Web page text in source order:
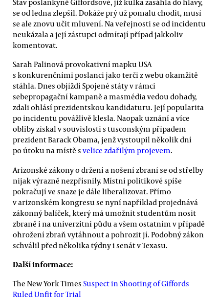
se od ledna zlepšil. Dokáže prý už pomalu chodit, musí
se ale znovu učit mluvení. Na veřejnosti se od incidentu
neukázala a její zástupci odmítají případ jakkoliv
komentovat.
Sarah Palinová provokativní mapku USA
s konkurenčními poslanci jako terči z webu okamžitě
stáhla. Dnes objíždí Spojené státy v rámci
sebepropagační kampaně a masmédia vedou dohady,
zdali ohlásí prezidentskou kandidaturu. Její popularita
po incidentu povážlivě klesla. Naopak uznání a více
obliby získal v souvislosti s tusconským případem
prezident Barack Obama, jenž vystoupil několik dní
po útoku na místě s velice zdařilým projevem.
Arizonské zákony o držení a nošení zbraní se od střelby
nijak výrazně nezpřísnily. Místní politikové spíše
pokračují ve snaze je dále liberalizovat. Přímo
v arizonském kongresu se nyní například projednává
zákonný balíček, který má umožnit studentům nosit
zbraně i na univerzitní půdu a všem ostatním v případě
ohrožení zbraň vytáhnout a pohrozit jí. Podobný zákon
schválil před několika týdny i senát v Texasu.
Další informace:
The New York Times Suspect in Shooting of Giffords
Ruled Unfit for Trial